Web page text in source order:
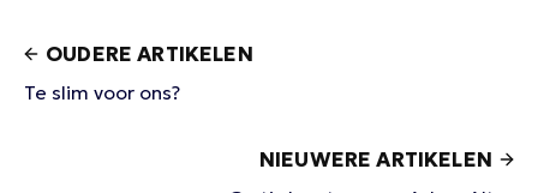
OUDERE ARTIKELEN
Te slim voor ons?
NIEUWERE ARTIKELEN